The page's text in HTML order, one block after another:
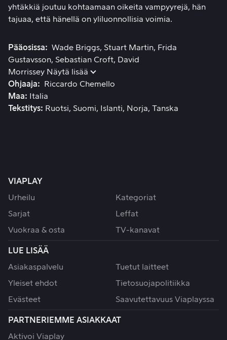
yhtäkkiä joutuu kohtaamaan oikeita vampyyrejä, hän
tajuaa, että hänellä on yliluonnollisia voimia.
Pääosissa Wade Briggs Stuart Martin
Frida
Gustavsson Sebastian Croft
David
Morrissey Näytä lisää
Ohjaaja
Riccardo Chemello
Maa
Italia
Tekstitys
Ruotsi Suomi Islanti Norja Tanska
VIAPLAY
Urheilu
Kategoriat
Sarjat
Leffat
Vuokraa & osta
TV-kanavat
LUE LISÄÄ
Asiakaspalvelu
Tuetut laitteet
Yleiset ehdot
Tietosuojapolitiikka
Evästeet
Saavutettavuus Viaplayssa
PARTNERIEMME ASIAKKAAT
Aktivoi Viaplay